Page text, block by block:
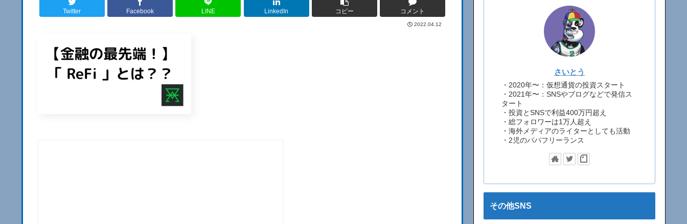
Twitter Facebook LINE LinkedIn コピー コメント
2022.04.12
さいとう
・2020年〜：仮想通貨の投資スタート
・2021年〜：SNSやブログなどで発信ス
タート
・投資とSNSで利益400万円超え
・総フォロワーは1万人超え
・海外メディアのライターとしても活動
・2児のパパフリーランス
その他SNS